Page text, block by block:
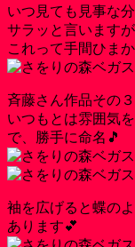
いつ見ても見事な
サラッと言いますが
これって手間ひま
斉藤さん作品その
いつもとは雰囲気
で、勝手に命名🎵
袖を広げると蝶の
あります💕